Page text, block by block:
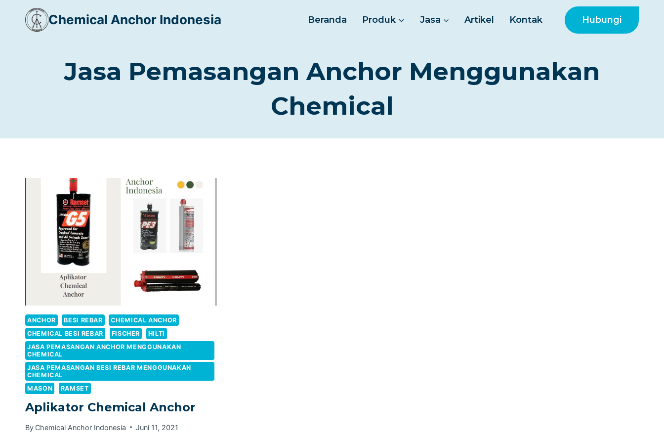
content
Chemical Anchor Indonesia Beranda Produk Jasa Artikel Kontak Hubungi
Jasa Pemasangan Anchor Menggunakan
Chemical
ANCHOR BESI REBAR
CHEMICAL ANCHOR
CHEMICAL BESI REBAR
FISCHER
HILTI
JASA PEMASANGAN ANCHOR MENGGUNAKAN
CHEMICAL
JASA PEMASANGAN BESI REBAR MENGGUNAKAN
CHEMICAL
MASON
RAMSET
Aplikator Chemical Anchor
By Chemical Anchor Indonesia Juni 11, 2021